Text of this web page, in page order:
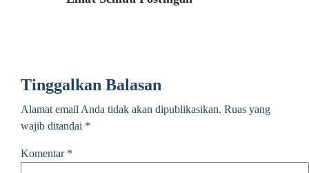
Tinggalkan Balasan
Alamat email Anda tidak akan dipublikasikan. Ruas yang
wajib ditandai *
Komentar *